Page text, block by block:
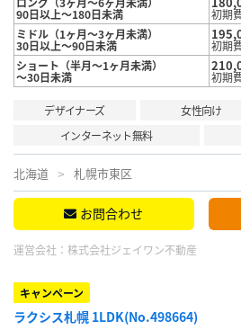
90日以上～180日未満
初期
ミドル（1ヶ月～3ヶ月未満）
30日以上～90日未満
初期
ショート（半月～1ヶ月未満）
～30日未満 初期
デザイナーズ 女性向け
インターネット無料
北海道 札幌市東区
お問合わせ
運営会社： 株式会社ジェイワン不動産
キャンペーン
ラクシス札幌 1LDK(No.498664)